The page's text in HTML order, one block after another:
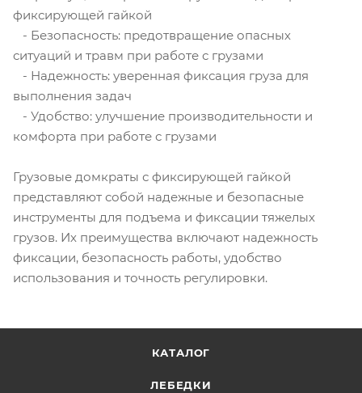
фиксирующей гайкой
- Безопасность: предотвращение опасных
ситуаций и травм при работе с грузами
- Надежность: уверенная фиксация груза для
выполнения задач
- Удобство: улучшение производительности и
комфорта при работе с грузами
Грузовые домкраты с фиксирующей гайкой
представляют собой надежные и безопасные
инструменты для подъема и фиксации тяжелых
грузов. Их преимущества включают надежность
фиксации, безопасность работы, удобство
использования и точность регулировки.
КАТАЛОГ
ЛЕБЕДКИ